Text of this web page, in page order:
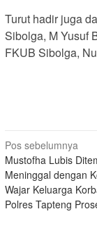
Turut hadir juga
Sibolga, M Yusuf
FKUB Sibolga,
Navigasi
pos
Pos sebelumnya
Mustofha Lubis
Meninggal dengan
Wajar Keluarga
Polres Tapteng